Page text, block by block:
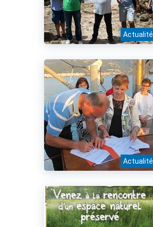
Actualité
Actualité